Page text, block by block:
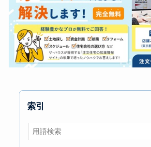
索引